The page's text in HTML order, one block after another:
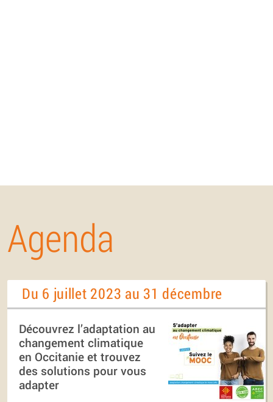
Agenda
Du 6 juillet 2023 au 31 décembre
Découvrez l’adaptation au
changement climatique
en Occitanie et trouvez
des solutions pour vous
adapter